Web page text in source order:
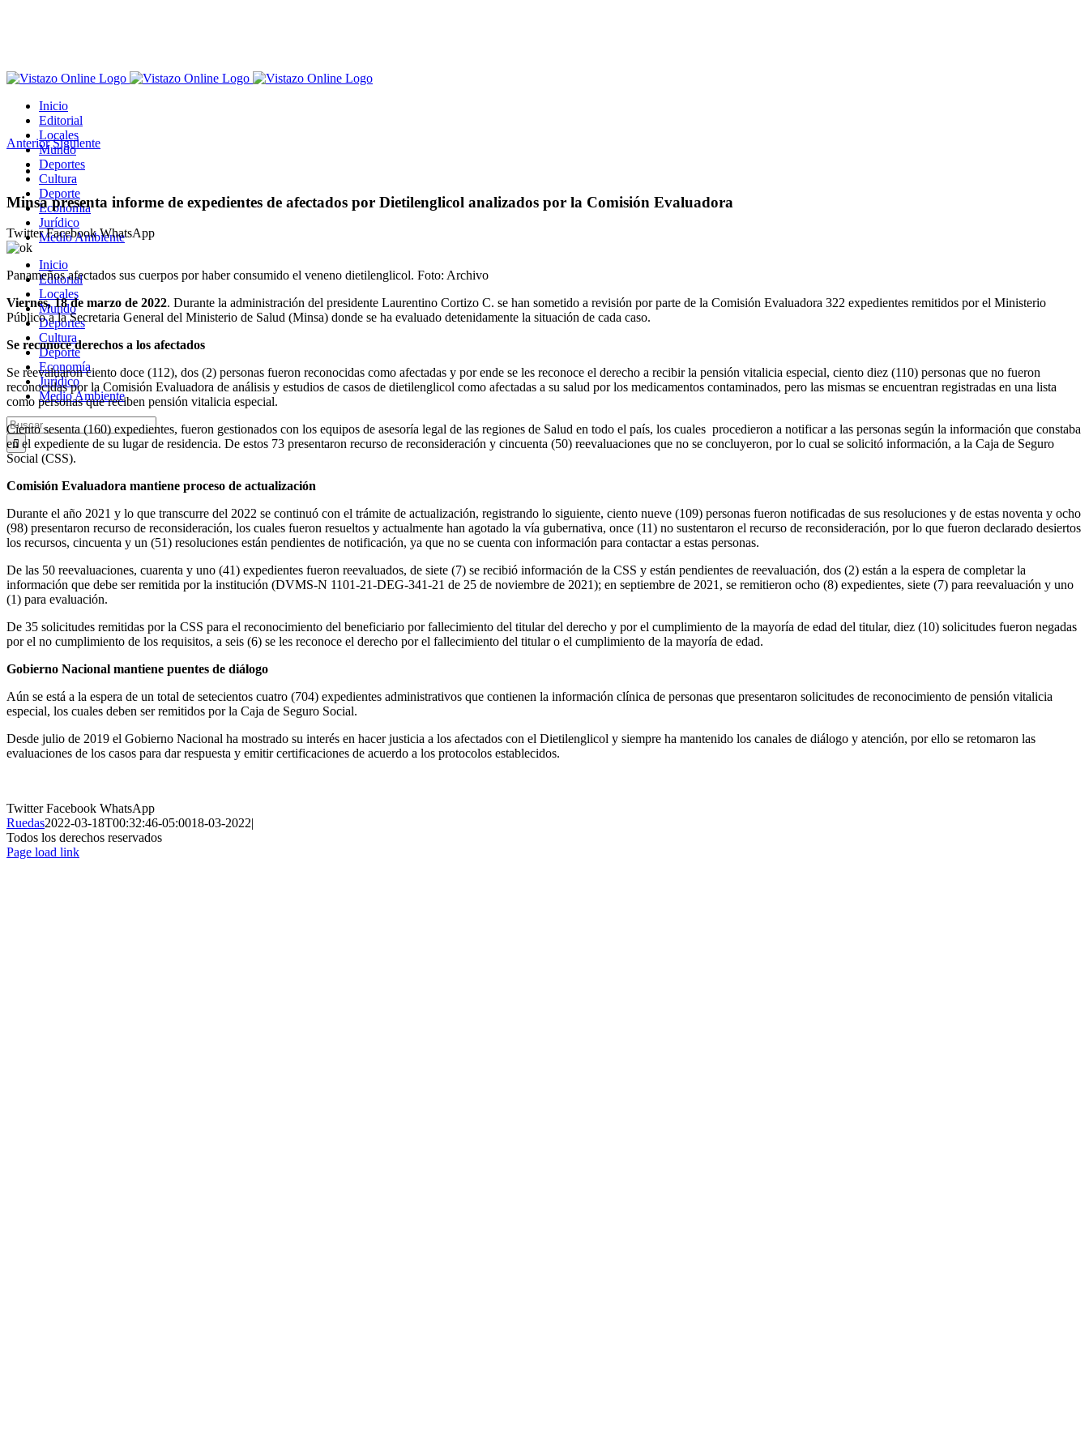
Inicio
Editorial
Locales
Mundo
Deportes
Cultura
Deporte
Economía
Jurídico
Medio Ambiente
Inicio
Editorial
Locales
Mundo
Deportes
Cultura
Deporte
Economía
Jurídico
Medio Ambiente
Buscar:
Anterior Siguiente
Ver
imagen
más
grande
Minsa presenta informe de expedientes de afectados por Dietilenglicol analizados por la Comisión Evaluadora
TwitterFacebookWhatsApp
Panameños afectados sus cuerpos por haber consumido el veneno dietilenglicol. Foto: Archivo
Viernes, 18 de marzo de 2022. Durante la administración del presidente Laurentino Cortizo C. se han sometido a revisión por parte de la Comisión Evaluadora 322 expedientes remitidos por el Ministerio
Público a la Secretaria General del Ministerio de Salud (Minsa) donde se ha evaluado detenidamente la situación de cada caso.
Se reconoce derechos a los afectados
Se reevaluaron ciento doce (112), dos (2) personas fueron reconocidas como afectadas y por ende se les reconoce el derecho a recibir la pensión vitalicia especial, ciento diez (110) personas que no fueron
reconocidas por la Comisión Evaluadora de análisis y estudios de casos de dietilenglicol como afectadas a su salud por los medicamentos contaminados, pero las mismas se encuentran registradas en una lista
como personas que reciben pensión vitalicia especial.
Ciento sesenta (160) expedientes, fueron gestionados con los equipos de asesoría legal de las regiones de Salud en todo el país, los cuales procedieron a notificar a las personas según la información que constaba
en el expediente de su lugar de residencia. De estos 73 presentaron recurso de reconsideración y cincuenta (50) reevaluaciones que no se concluyeron, por lo cual se solicitó información, a la Caja de Seguro
Social (CSS).
Comisión Evaluadora mantiene proceso de actualización
Durante el año 2021 y lo que transcurre del 2022 se continuó con el trámite de actualización, registrando lo siguiente, ciento nueve (109) personas fueron notificadas de sus resoluciones y de estas noventa y ocho
(98) presentaron recurso de reconsideración, los cuales fueron resueltos y actualmente han agotado la vía gubernativa, once (11) no sustentaron el recurso de reconsideración, por lo que fueron declarado desiertos
los recursos, cincuenta y un (51) resoluciones están pendientes de notificación, ya que no se cuenta con información para contactar a estas personas.
De las 50 reevaluaciones, cuarenta y uno (41) expedientes fueron reevaluados, de siete (7) se recibió información de la CSS y están pendientes de reevaluación, dos (2) están a la espera de completar la
información que debe ser remitida por la institución (DVMS-N 1101-21-DEG-341-21 de 25 de noviembre de 2021); en septiembre de 2021, se remitieron ocho (8) expedientes, siete (7) para reevaluación y uno
(1) para evaluación.
De 35 solicitudes remitidas por la CSS para el reconocimiento del beneficiario por fallecimiento del titular del derecho y por el cumplimiento de la mayoría de edad del titular, diez (10) solicitudes fueron negadas
por el no cumplimiento de los requisitos, a seis (6) se les reconoce el derecho por el fallecimiento del titular o el cumplimiento de la mayoría de edad.
Gobierno Nacional mantiene puentes de diálogo
Aún se está a la espera de un total de setecientos cuatro (704) expedientes administrativos que contienen la información clínica de personas que presentaron solicitudes de reconocimiento de pensión vitalicia
especial, los cuales deben ser remitidos por la Caja de Seguro Social.
Desde julio de 2019 el Gobierno Nacional ha mostrado su interés en hacer justicia a los afectados con el Dietilenglicol y siempre ha mantenido los canales de diálogo y atención, por ello se retomaron las
evaluaciones de los casos para dar respuesta y emitir certificaciones de acuerdo a los protocolos establecidos.
TwitterFacebook WhatsApp
Ruedas2022-03-18T00:32:46-05:0018-03-2022|
Todos los derechos reservados
Page load link